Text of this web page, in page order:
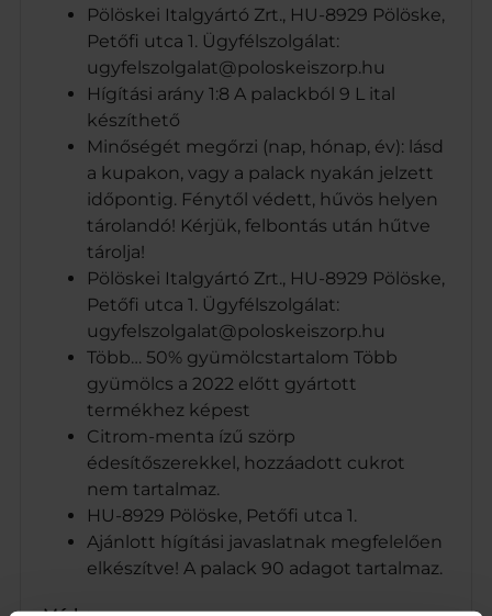
Pölöskei Italgyártó Zrt., HU-8929 Pölöske,
Petőfi utca 1. Ügyfélszolgálat:
ugyfelszolgalat@poloskeiszorp.hu
Hígítási arány 1:8 A palackból 9 L ital
készíthető
Minőségét megőrzi (nap, hónap, év): lásd
a kupakon, vagy a palack nyakán jelzett
időpontig. Fénytől védett, hűvös helyen
tárolandó! Kérjük, felbontás után hűtve
tárolja!
Pölöskei Italgyártó Zrt., HU-8929 Pölöske,
Petőfi utca 1. Ügyfélszolgálat:
ugyfelszolgalat@poloskeiszorp.hu
Több… 50% gyümölcstartalom Több
gyümölcs a 2022 előtt gyártott
termékhez képest
Citrom-menta ízű szörp
édesítőszerekkel, hozzáadott cukrot
nem tartalmaz.
HU-8929 Pölöske, Petőfi utca 1.
Ajánlott hígítási javaslatnak megfelelően
elkészítve! A palack 90 adagot tartalmaz.